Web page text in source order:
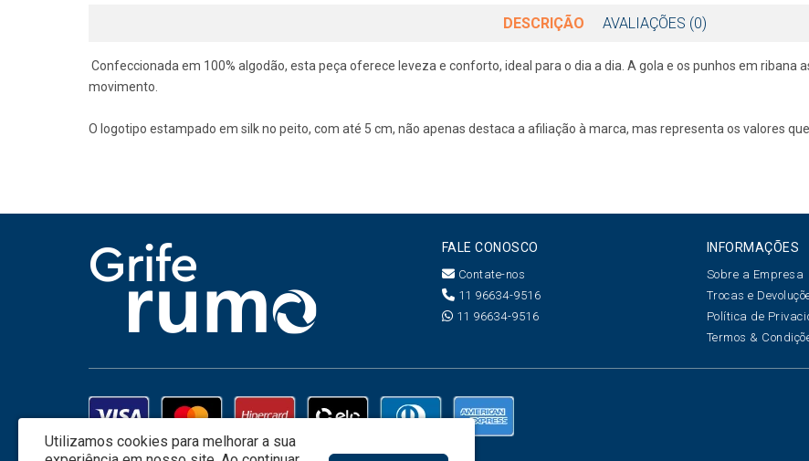
DESCRIÇÃO AVALIAÇÕES (0)
Confeccionada em 100% algodão, esta peça oferece leveza e conforto, ideal para o dia a dia. A gola e os punhos em
movimento.
O logotipo estampado em silk no peito, com até 5 cm, não apenas destaca a afiliação à marca, mas representa os valores
FALE CONOSCO
Contate-nos
11 96634-9516
11 96634-9516
INFORMAÇÕES
Sobre a Empresa
Trocas e
Política de
Termos &
Utilizamos cookies para melhorar a sua